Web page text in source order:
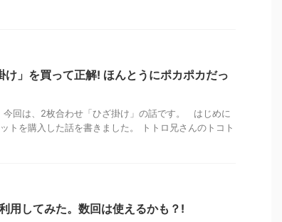
」を買って正解! ほんとうにポカポカだっ
今回は、2枚合わせ「ひざ掛け」の話です。 はじめに
トを購入した話を書きました。 トトロ兄さんのトコト
用してみた。数回は使えるかも？!